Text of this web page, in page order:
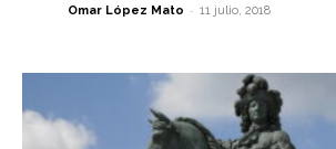
Omar López Mato - 11 julio, 2018